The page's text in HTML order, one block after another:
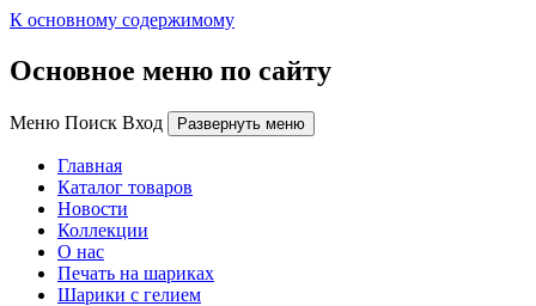
К основному содержимому
Основное меню по сайту
Меню Поиск Вход Развернуть меню
Главная
Каталог товаров
Новости
Коллекции
О нас
Печать на шариках
Шарики с гелием